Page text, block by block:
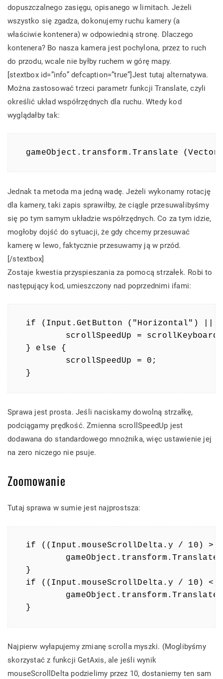
dopuszczalnego zasięgu, opisanego w limitach. Jeżeli
wszystko się zgadza, dokonujemy ruchu kamery (a
właściwie kontenera) w odpowiednią stronę. Dlaczego
kontenera? Bo nasza kamera jest pochylona, przez to ruch
do przodu, wcale nie byłby ruchem w górę mapy.
[stextbox id=”info” defcaption=”true”]Jest tutaj alternatywa.
Można zastosować trzeci parametr funkcji Translate, czyli
określić układ współrzędnych dla ruchu. Wtedy kod
wyglądałby tak:
gameObject.transform.Translate
Jednak ta metoda ma jedną wadę. Jeżeli wykonamy rotację
dla kamery, taki zapis sprawiłby, że ciągle przesuwalibyśmy
się po tym samym układzie współrzędnych. Co za tym idzie,
mogłoby dojść do sytuacji, że gdy chcemy przesuwać
kamerę w lewo, faktycznie przesuwamy ją w przód.
[/stextbox]
Zostaje kwestia przyspieszania za pomocą strzałek. Robi to
następujący kod, umieszczony nad poprzednimi ifami:
if (Input.GetButton ("Horizontal") ||
} else {
}
Sprawa jest prosta. Jeśli naciskamy dowolną strzałkę,
podciągamy prędkość. Zmienna scrollSpeedUp jest
dodawana do standardowego mnożnika, więc ustawienie jej
na zero niczego nie psuje.
Zoomowanie
Tutaj sprawa w sumie jest najprostsza:
if ((Input.mouseScrollDelta.y / 10) > 0
}
if ((Input.mouseScrollDelta.y / 10) < 0
}
Najpierw wyłapujemy zmianę scrolla myszki. (Moglibyśmy
skorzystać z funkcji GetAxis, ale jeśli wynik
mouseScrollDelta podzielimy przez 10, dostaniemy ten sam